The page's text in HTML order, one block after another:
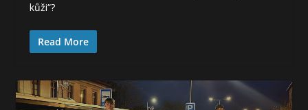
kůži“?
Read More